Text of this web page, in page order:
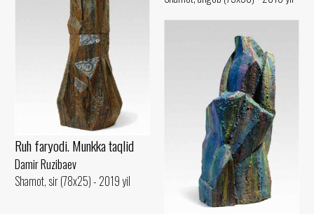
Ruh faryodi. Munkka taqlid
Damir Ruzibaev
Shamot, sir (78x25) - 2019 yil